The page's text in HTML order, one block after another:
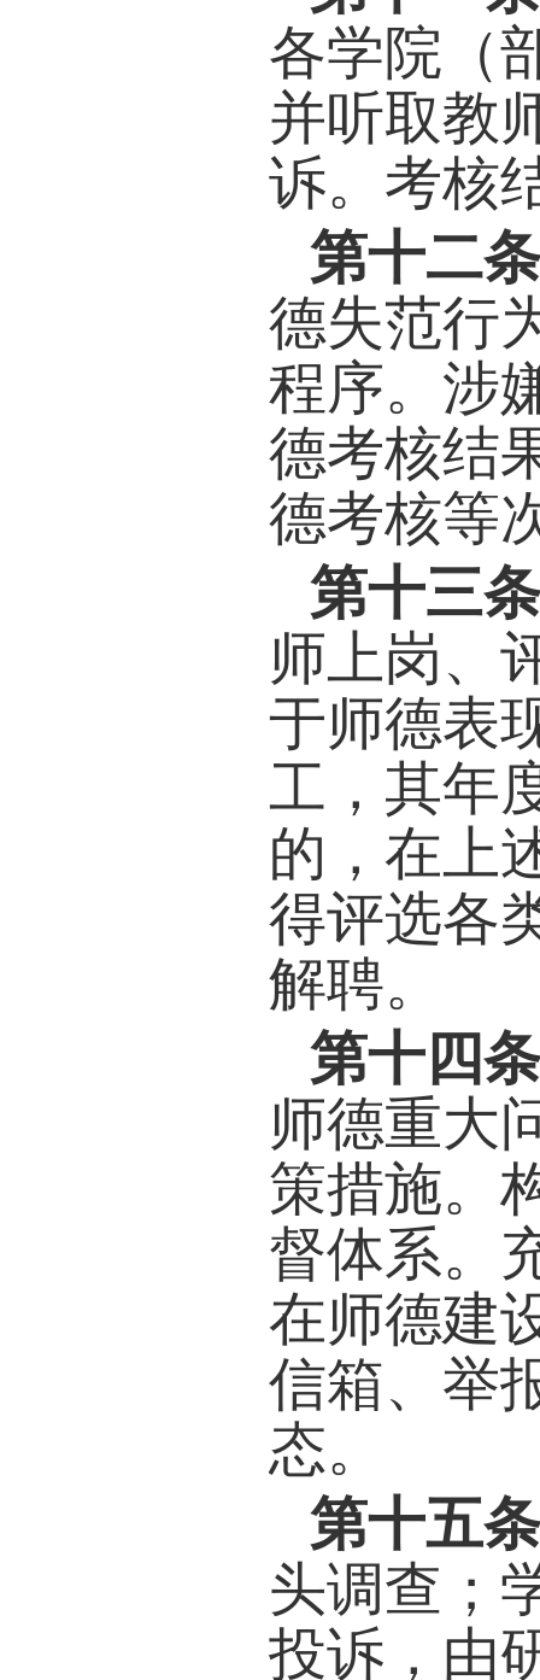
德建
第
容，
部选
第
德和
（部
良。
第
（部
德规
种形
人师
各单
工的
核要
后，